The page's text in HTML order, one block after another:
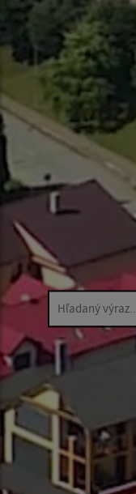
Hľadaný výraz...